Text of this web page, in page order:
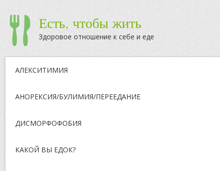
Есть, чтобы жить
Здоровое отношение к себе и еде
АЛЕКСИТИМИЯ
АНОРЕКСИЯ/БУЛИМИЯ/ПЕРЕЕДАНИЕ
ДИСМОРФОФОБИЯ
КАКОЙ ВЫ ЕДОК?